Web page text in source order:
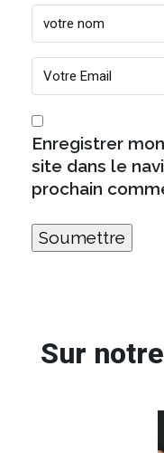
Enregistrer
site dans le
prochain
Sur